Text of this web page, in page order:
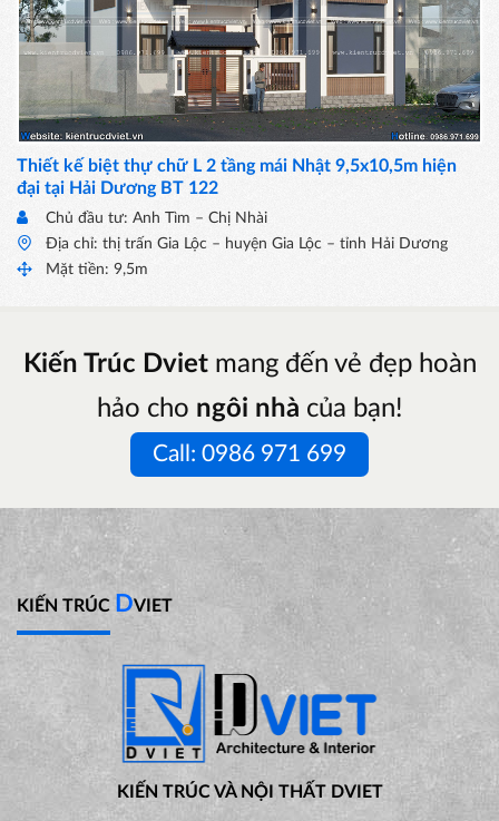
Thiết kế biệt thự chữ L 2 tầng mái Nhật 9,5x10,5m hiện
đại tại Hải Dương BT 122
Chủ đầu tư: Anh Tìm – Chị Nhài
Địa chỉ: thị trấn Gia Lộc – huyện Gia Lộc – tỉnh Hải Dương
Mặt tiền: 9,5m
Kiến Trúc Dvietmang đến vẻ đẹp hoàn
hảo cho ngôi nhà của bạn!
Call: 0986 971 699
KIẾN TRÚC DVIET
KIẾN TRÚC VÀ NỘI THẤT DVIET